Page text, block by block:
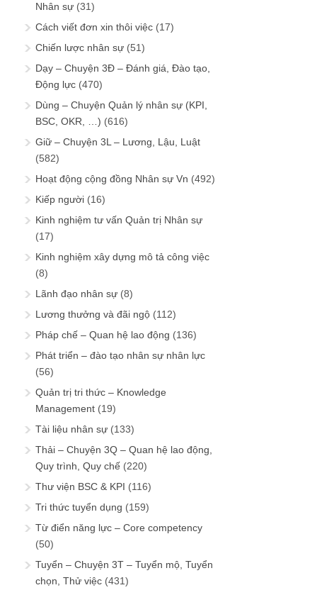
Nhân sự (31)
Cách viết đơn xin thôi việc (17)
Chiến lược nhân sự (51)
Dạy – Chuyện 3Đ – Đánh giá, Đào tạo,
Động lực (470)
Dùng – Chuyện Quản lý nhân sự (KPI,
BSC, OKR, …) (616)
Giữ – Chuyện 3L – Lương, Lậu, Luật
(582)
Hoạt động cộng đồng Nhân sự Vn (492)
Kiếp người (16)
Kinh nghiệm tư vấn Quản trị Nhân sự
(17)
Kinh nghiệm xây dựng mô tả công việc
(8)
Lãnh đạo nhân sự (8)
Lương thưởng và đãi ngộ (112)
Pháp chế – Quan hệ lao động (136)
Phát triển – đào tạo nhân sự nhân lực
(56)
Quản trị tri thức – Knowledge
Management (19)
Tài liệu nhân sự (133)
Thải – Chuyện 3Q – Quan hệ lao động,
Quy trình, Quy chế (220)
Thư viện BSC & KPI (116)
Tri thức tuyển dụng (159)
Từ điển năng lực – Core competency
(50)
Tuyển – Chuyện 3T – Tuyển mộ, Tuyển
chọn, Thử việc (431)